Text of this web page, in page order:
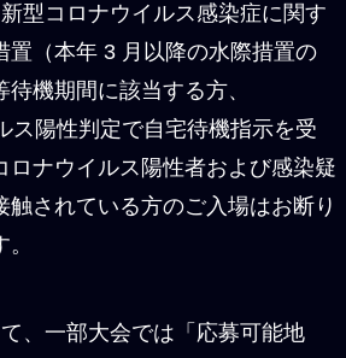
型コロナウイルス感染症に関す
置（本年 3 月以降の水際措置の
機期間に該当する方、
陽性判定で自宅待機指示を受
ロナウイルス陽性者および感染疑
触されている方のご入場はお断り
、一部大会では「応募可能地